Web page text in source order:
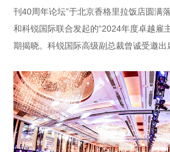
刊40周年论坛”于北京香格里拉饭店圆满
和科锐国际联合发起的“2024年度卓越雇
期揭晓。科锐国际高级副总裁曾诚受邀出